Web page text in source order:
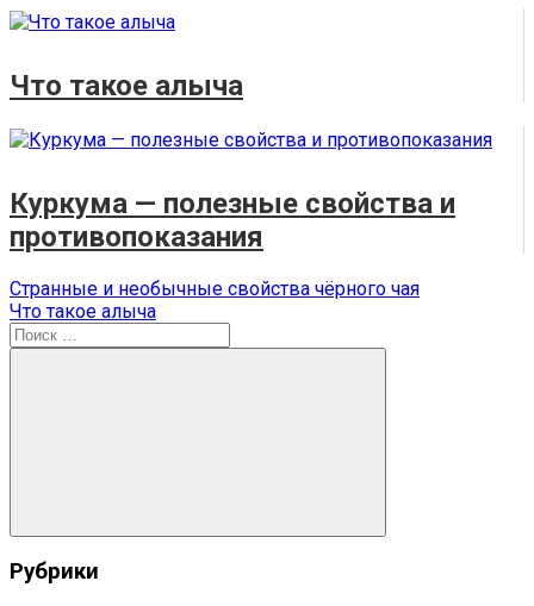
Что такое алыча
Куркума — полезные свойства и
противопоказания
Навигация
по
записям
Предыдущая
запись:
Странные и необычные свойства чёрного чая
Следующая
запись:
Что такое алыча
Поиск
для:
Поиск
Рубрики